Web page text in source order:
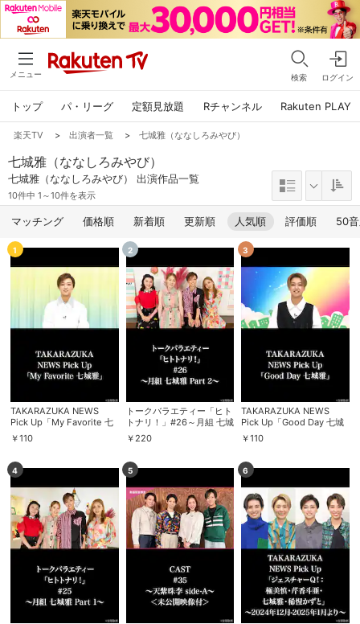
メニュー 検索 ログイン
トップ パ・リーグ 定額見放題 Rチャンネル Rakuten PLAY
楽天TV > 出演者一覧 > 七城雅（ななしろみやび）
七城雅（ななしろみやび）
七城雅（ななしろみやび） 出演作品一覧
10件中 1～10件を表示
マッチング 価格順 新着順 更新順 人気順 評価順 50
1
TAKARAZUKA NEWS
Pick Up「My Favorite 七
城雅」
￥110
2
トークバラエティー「ヒト
トナリ！」#26～月組 七城
雅 Part 2～
￥220
3
TAKARAZUKA NEWS
Pick Up「Good Day 七城
雅」
￥110
4 5 6